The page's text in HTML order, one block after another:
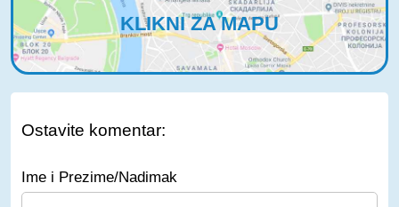
KLIKNI ZA MAPU
Ostavite komentar:
Ime i Prezime/Nadimak